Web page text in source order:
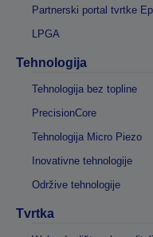
Partnerski portal tvrtke
LPGA
Tehnologija
Tehnologija bez topline
PrecisionCore
Tehnologija Micro Piezo
Inovativne tehnologije
Održive tehnologije
Tvrtka